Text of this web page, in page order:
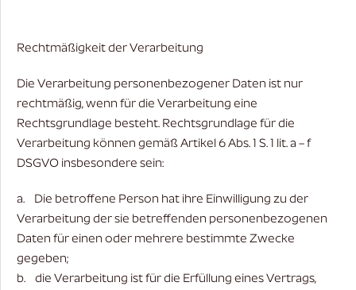
Rechtmäßigkeit der Verarbeitung
Die Verarbeitung personenbezogener Daten ist nur
rechtmäßig, wenn für die Verarbeitung eine
Rechtsgrundlage besteht. Rechtsgrundlage für die
Verarbeitung können gemäß Artikel 6 Abs. 1 S. 1 lit. a – f
DSGVO insbesondere sein:
a. Die betroffene Person hat ihre Einwilligung zu der
Verarbeitung der sie betreffenden personenbezogenen
Daten für einen oder mehrere bestimmte Zwecke
gegeben;
b. die Verarbeitung ist für die Erfüllung eines Vertrags,